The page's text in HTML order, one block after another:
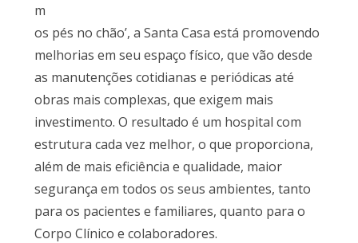
m
os pés no chão’, a Santa Casa está promovendo
melhorias em seu espaço físico, que vão desde
as manutenções cotidianas e periódicas até
obras mais complexas, que exigem mais
investimento. O resultado é um hospital com
estrutura cada vez melhor, o que proporciona,
além de mais eficiência e qualidade, maior
segurança em todos os seus ambientes, tanto
para os pacientes e familiares, quanto para o
Corpo Clínico e colaboradores.